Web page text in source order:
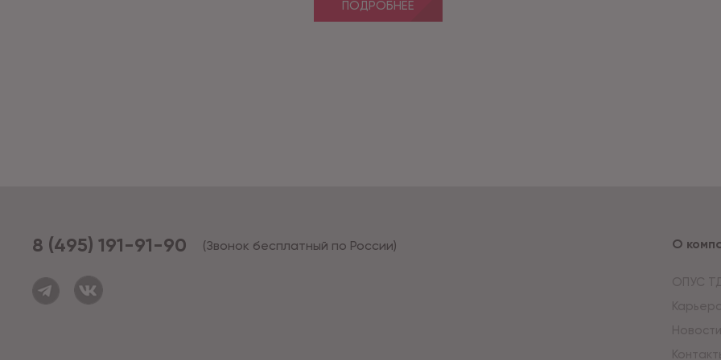
ПОДРОБНЕЕ
8 (495) 191-91-90 (Звонок бесплатный по России) О
ОПУС
Новости